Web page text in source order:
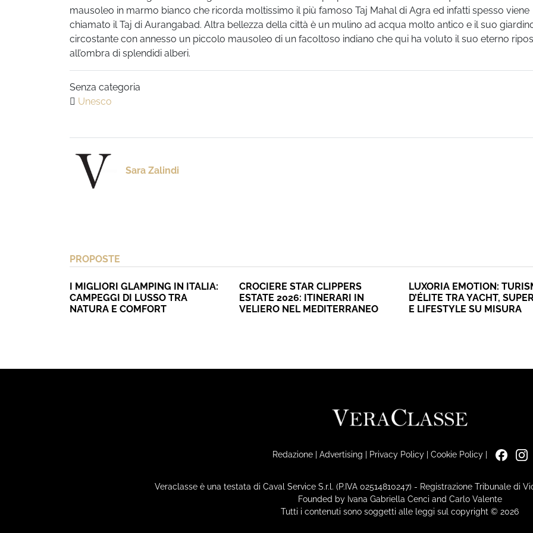
mausoleo in marmo bianco che ricorda moltissimo il più famoso Taj Mahal di Agra ed infatti spesso viene
chiamato il Taj di Aurangabad. Altra bellezza della città è un mulino ad acqua molto antico e il suo
circostante con annesso un piccolo mausoleo di un facoltoso indiano che qui ha voluto il suo eterno
all’ombra di splendidi alberi.
Senza categoria
Unesco
Sara Zalindi
PROPOSTE
I MIGLIORI GLAMPING IN ITALIA:
CAMPEGGI DI LUSSO TRA
NATURA E COMFORT
CROCIERE STAR CLIPPERS
ESTATE 2026: ITINERARI IN
VELIERO NEL MEDITERRANEO
LUXORIA EMOTION:
D’ÉLITE TRA YACHT,
E LIFESTYLE SU MISURA
Redazione| Advertising | Privacy Policy| Cookie Policy|
Veraclasse è una testata di Caval Service S.r.l. (P.IVA 02514810247) - Registrazione Tribunale di
Founded by Ivana Gabriella Cenci and Carlo Valente
Tutti i contenuti sono soggetti alle leggi sul copyright © 2026